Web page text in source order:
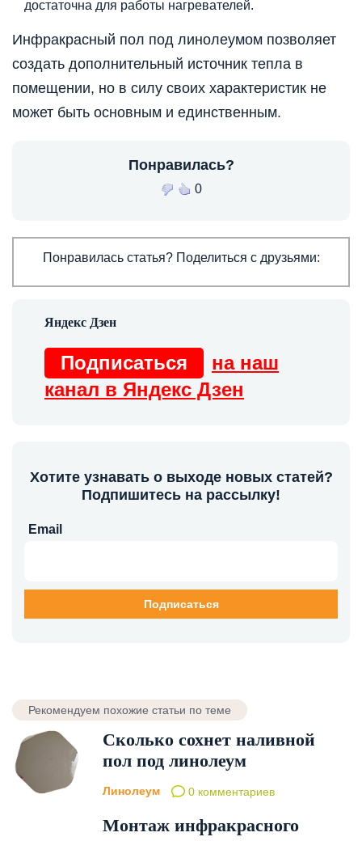
достаточна для работы нагревателей.
Инфракрасный пол под линолеумом позволяет
создать дополнительный источник тепла в
помещении, но в силу своих характеристик не
может быть основным и единственным.
Понравилась?
0
Понравилась статья? Поделиться с друзьями:
Подписаться
на наш
канал в Яндекс Дзен
Хотите узнавать о выходе новых статей?
Подпишитесь на рассылку!
Email
Рекомендуем похожие статьи по теме
Сколько сохнет наливной
пол под линолеум
Линолеум 0 комментариев
Монтаж инфракрасного